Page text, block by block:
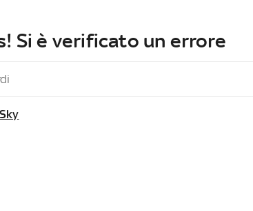
Si è verificato un errore